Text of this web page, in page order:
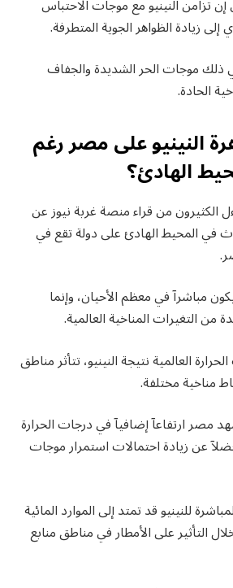
تزامن النينيو مع موجات الاحتباس
إلى زيادة الظواهر الجوية المتطرفة.
ذلك موجات الحر الشديدة والجفاف
الحادة.
النينيو على مصر رغم
الهادئ؟
الكثيرون من قراء منصة غربة نيوز عن
في المحيط الهادئ على دولة تقع في
مباشرآ في معظم الأحيان، وإنما
التغيرات المناخية العالمية.
العالمية نتيجة النينيو، تتأثر مناطق
مناخية مختلفة.
مصر ارتفاعآ إضافيآ في درجات الحرارة
عن زيادة احتمالات استمرار موجات
للنينيو قد تمتد إلى الموارد المائية
التأثير على الأمطار في مناطق منابع